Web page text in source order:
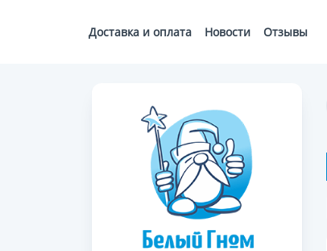
Доставка и оплата Новости Отзывы